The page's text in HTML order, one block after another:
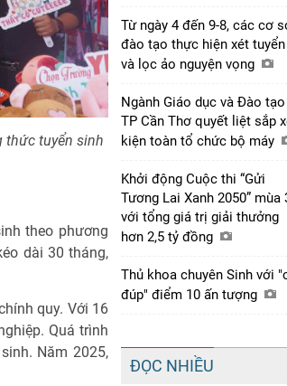
thức tuyển sinh
theo phương
dài 30 tháng,
quy. Với 16
Quá trình
Năm 2025,
Từ ngày 4 đến 9-8, các cơ
đào tạo thực hiện xét tuyển
và lọc ảo nguyện vọng
Ngành Giáo dục và Đào tạo
TP Cần Thơ quyết liệt sắp
kiện toàn tổ chức bộ máy
Khởi động Cuộc thi “Gửi
Tương Lai Xanh 2050” mùa
với tổng giá trị giải thưởng
hơn 2,5 tỷ đồng
Thủ khoa chuyên Sinh với
đúp" điểm 10 ấn tượng
ĐỌC NHIỀU